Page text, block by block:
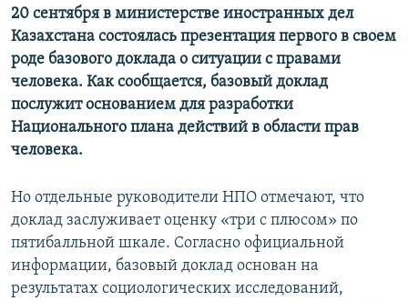
поискуЎЗБЕКЧА
ТОҶИКӢ
TÜRKMENÇE
Все сайты РСЕ/РС
20 сентября в министерстве иностранных дел
Казахстана состоялась презентация первого в своем
роде базового доклада о ситуации с правами
человека. Как сообщается, базовый доклад
послужит основанием для разработки
Национального плана действий в области прав
человека.
Но отдельные руководители НПО отмечают, что
доклад заслуживает оценку «три с плюсом» по
пятибалльной шкале. Согласно официальной
информации, базовый доклад основан на
результатах социологических исследований,